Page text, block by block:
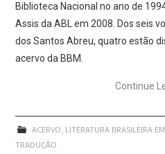
Biblioteca Nacional no ano de
Assis da ABL em 2008. Dos seis
dos Santos Abreu, quatro estão
acervo da BBM.
Continue
ACERVO, LITERATURA BRASILEIRA
TRADUÇÃO